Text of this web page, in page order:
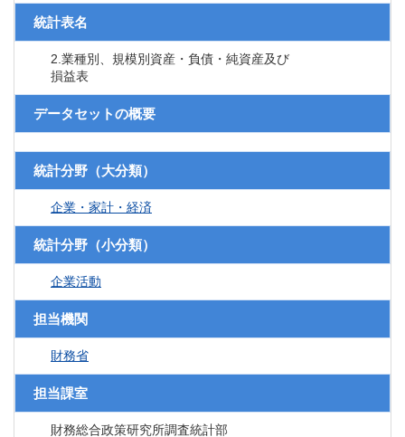
統計表名
2.業種別、規模別資産・負債・純資産及び
損益表
データセットの概要
統計分野（大分類）
企業・家計・経済
統計分野（小分類）
企業活動
担当機関
財務省
担当課室
財務総合政策研究所調査統計部